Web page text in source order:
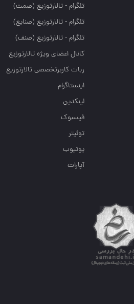
تلگرام - تالارتوزيع (صمت)
تلگرام - تالارتوزيع (صنايع)
تلگرام - تالارتوزیع (صنف)
کانال اعضای ویژه تالارتوزیع
ربات کاربرتخصصی تالارتوزیع
اینستاگرام
لینکدین
فیسبوک
توئیتر
یوتیوب
آپارات